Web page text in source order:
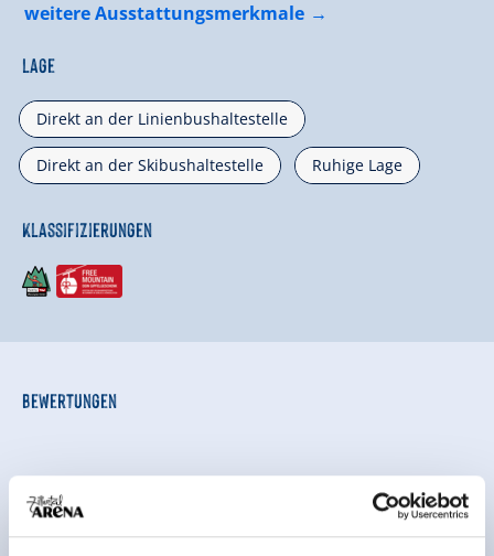
weitere Ausstattungsmerkmale
Lage
Direkt an der Linienbushaltestelle
Direkt an der Skibushaltestelle Ruhige Lage
Klassifizierungen
Bewertungen